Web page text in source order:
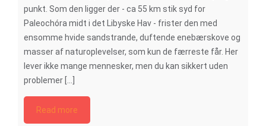
punkt. Som den ligger der - ca 55 km stik syd for
Paleochóra midt i det Libyske Hav - frister den med
ensomme hvide sandstrande, duftende enebærskove og
masser af naturoplevelser, som kun de færreste får. Her
lever ikke mange mennesker, men du kan sikkert uden
problemer [...]
Read more